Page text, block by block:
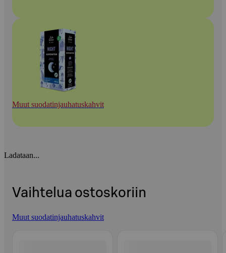
Muut suodatinjauhatuskahvit
Ladataan...
Vaihtelua ostoskoriin
Muut suodatinjauhatuskahvit